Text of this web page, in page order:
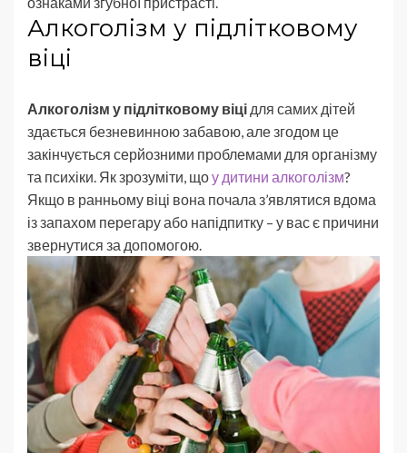
Алкоголізм у підлітковому
віці
Алкоголізм у підлітковому віці для самих дітей
здається безневинною забавою, але згодом це
закінчується серйозними проблемами для організму
та психіки. Як зрозуміти, щоу дитини алкоголізм?
Якщо в ранньому віці вона почала з’являтися вдома
із запахом перегару або напідпитку – у вас є причини
звернутися за допомогою.